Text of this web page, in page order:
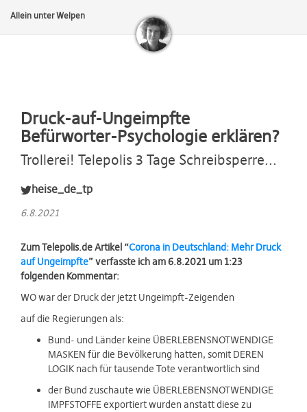
Allein unter Welpen
Druck-auf-Ungeimpfte
Befürworter-Psychologie erklären?
Trollerei! Telepolis 3 Tage Schreibsperre...
heise_de_tp
6.8.2021
Zum Telepolis.de Artikel “Corona in Deutschland: Mehr Druck
auf Ungeimpfte” verfasste ich am 6.8.2021 um 1:23
folgenden Kommentar:
WO war der Druck der jetzt Ungeimpft-Zeigenden
auf die Regierungen als:
Bund- und Länder keine ÜBERLEBENSNOTWENDIGE
MASKEN für die Bevölkerung hatten, somit DEREN
LOGIK nach für tausende Tote verantwortlich sind
der Bund zuschaute wie ÜBERLEBENSNOTWENDIGE
IMPFSTOFFE exportiert wurden anstatt diese zu